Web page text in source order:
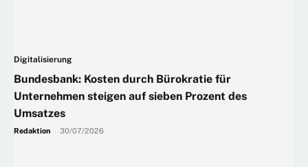
Digitalisierung
Bundesbank: Kosten durch Bürokratie für
Unternehmen steigen auf sieben Prozent des
Umsatzes
Redaktion 30/07/2026